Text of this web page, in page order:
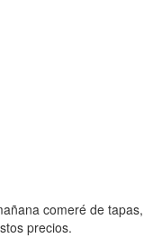
comeré de tapas,
precios.